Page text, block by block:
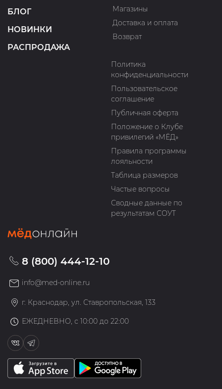
БЛОГ
НОВИНКИ
РАСПРОДАЖА
Магазины
Доставка и оплата
Возврат
Политика
конфиденциальности
Пользовательское
соглашение
Публичная оферта
Положение о Клубе
привилегий «МЁД»
Правила программы
лояльности
Таблица размеров
Частые вопросы
Сводные данные по
результатам СОУТ
8 (800) 444-12-10
info@med-online.ru
г. Краснодар, ул. Ставропольская, 133
ЕЖЕДНЕВНО, с 10:00 до 22:00